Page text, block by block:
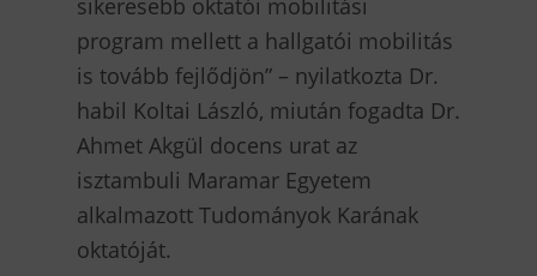
sikeresebb oktatói mobilitási
program mellett a hallgatói mobilitás
is tovább fejlődjön” – nyilatkozta Dr.
habil Koltai László, miután fogadta Dr.
Ahmet Akgül docens urat az
isztambuli Maramar Egyetem
alkalmazott Tudományok Karának
oktatóját.